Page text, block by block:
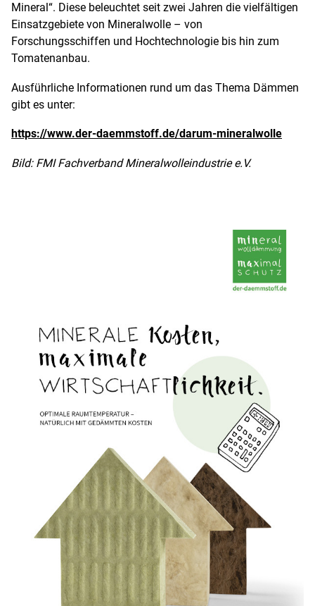
Mineral“. Diese beleuchtet seit zwei Jahren die vielfältigen
Einsatzgebiete von Mineralwolle – von
Forschungsschiffen und Hochtechnologie bis hin zum
Tomatenanbau.
Ausführliche Informationen rund um das Thema Dämmen
gibt es unter:
https://www.der-daemmstoff.de/darum-mineralwolle
Bild: FMI Fachverband Mineralwolleindustrie e.V.